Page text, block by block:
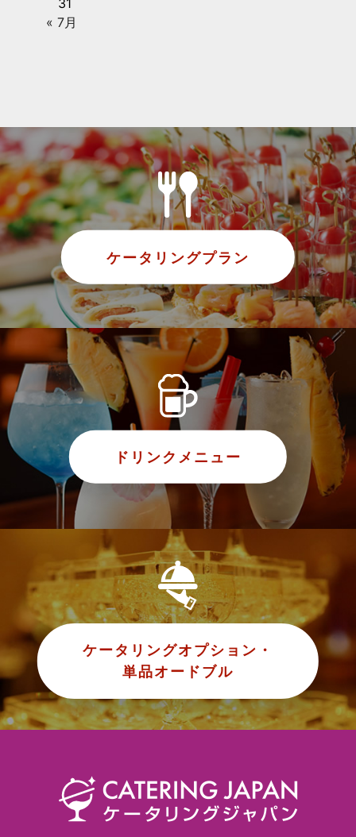
31
« 7月
ケータリングプラン
ドリンクメニュー
ケータリングオプション・
単品オードブル